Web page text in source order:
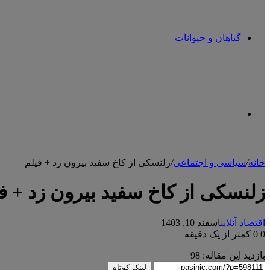
گیاهان و حیوانات
خانه/سیاسی و اجتماعی/زلنسکی از کاخ سفید بیرون زد + فیلم
زلنسکی از کاخ سفید بیرون زد +
اقتصاد آنلایناسفند 10, 1403
0
کمتر از یک دقیقه
بازدید این مقاله: 98
لینک کوتاه